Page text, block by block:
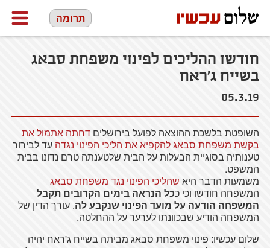
תרומה
חודשו ההליכים לפינוי משפחת סבאג
בשייח ג'ראח
05.3.19
השופטת בלשכת ההוצאה לפועל בירושלים דחתה אתמול את
בקשת משפחת סבאג להקפיא את הליכי הפינוי נגדה עד לבירור
טענותיה בסוגיית הבעלות על הבית שלטענתה טרם נדונו בבית
המשפט.
משמעות הדבר היא שהליכי הפינוי נגד משפחת סבאג
המשפחה חודשו וכי ככל הנראה בימים הקרובים תקבל
המשפחה הודעה על מועד הפינוי שנקבע לה. עורך הדין של
המשפחה הודיע שבכוונתו לערער על ההחלטה.
שלום עכשיו: פינוי משפחת סבאג מביתה בשייח ג'ראח יהיה